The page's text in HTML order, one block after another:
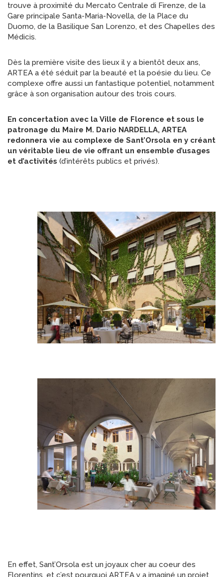
trouve à proximité du Mercato Centrale di Firenze, de la
Gare principale Santa-Maria-Novella, de la Place du
Duomo, de la Basilique San Lorenzo, et des Chapelles des
Médicis.
Dès la première visite des lieux il y a bientôt deux ans,
ARTEA a été séduit par la beauté et la poésie du lieu. Ce
complexe offre aussi un fantastique potentiel, notamment
grâce à son organisation autour des trois cours.
En concertation avec la Ville de Florence et sous le
patronage du Maire M. Dario NARDELLA, ARTEA
redonnera vie au complexe de Sant’Orsola en y créant
un véritable lieu de vie offrant un ensemble d’usages
et d’activités (d’intérêts publics et privés).
En effet, Sant’Orsola est un joyaux cher au coeur des
Florentins, et c’est pourquoi ARTEA y a imaginé un projet